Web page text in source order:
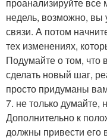
проанализируйте
недель, возможно, вы
связи. А потом
тех изменениях,
Подумайте о том, что
сделать новый шаг,
просто придуманы
7. не только думайте,
Дополнительно к
должны привести его